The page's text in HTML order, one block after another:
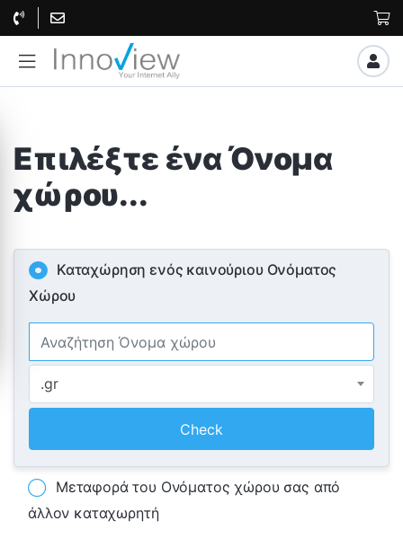
Επιλέξτε ένα Όνομα
χώρου...
Καταχώρηση ενός καινούριου Ονόματος
Χώρου
.gr
Check
Μεταφορά του Ονόματος χώρου σας από
άλλον καταχωρητή